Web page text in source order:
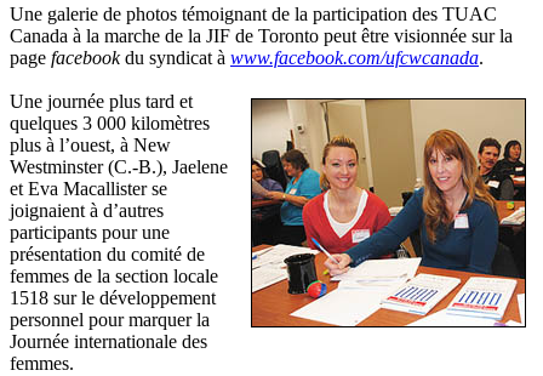
Une galerie de photos témoignant de la participation des TUAC
Canada à la marche de la JIF de Toronto peut être visionnée sur la
page facebookdu syndicat à www.facebook.com/ufcwcanada.
Une journée plus tard et
quelques 3 000 kilomètres
plus à l’ouest, à New
Westminster (C.-B.), Jaelene
et Eva Macallister se
joignaient à d’autres
participants pour une
présentation du comité de
femmes de la section locale
1518 sur le développement
personnel pour marquer la
Journée internationale des
femmes.